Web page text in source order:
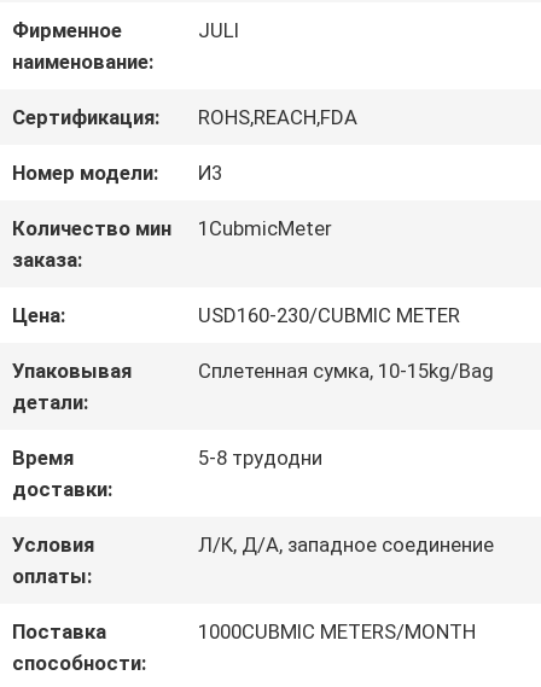
ЭКСКУРСИЯ
ПО
ЗАВОДУ
КОНТРОЛЬ
КАЧЕСТВА
СВЯЖИТЕСЬ
С
НАМИ
ЗАПРОСИТЕ
ЦИТАТУ
Фирменное
наименование:
JULI
Сертификация: ROHS,REACH,FDA
Номер модели: И3
Количество мин
заказа:
1CubmicMeter
Цена: USD160-230/CUBMIC METER
Упаковывая
детали:
Сплетенная сумка, 10-15kg/Bag
Время
доставки:
5-8 трудодни
Условия
оплаты:
Л/К, Д/А, западное соединение
Поставка
способности:
1000CUBMIC METERS/MONTH